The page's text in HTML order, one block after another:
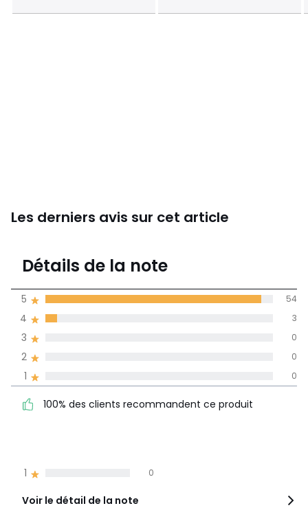
Les derniers avis sur cet article
4,9
de moyenne
obtenue sur
1 0
4
recommandent ce produit
Voir le détail de la note
Détails de la note
1 0
2 0
3 0
4 3
5 54
100% des clients recommandent ce produit